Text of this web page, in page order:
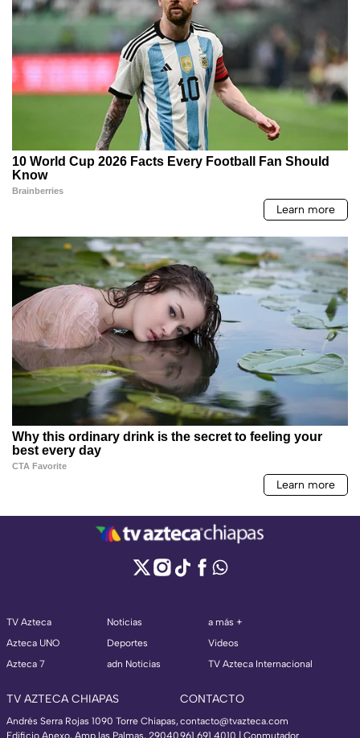
TV Azteca
Azteca UNO
Azteca 7
Noticias
Deportes
adn Noticias
a más +
Videos
TV Azteca Internacional
TV AZTECA CHIAPAS
Andrés Serra Rojas 1090 Torre Chiapas,
Edificio Anexo, Amp las Palmas, 29040
CONTACTO
contacto@tvazteca.com
961 691 4010 | Conmutador